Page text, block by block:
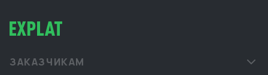
ЗАКАЗЧИКАМ